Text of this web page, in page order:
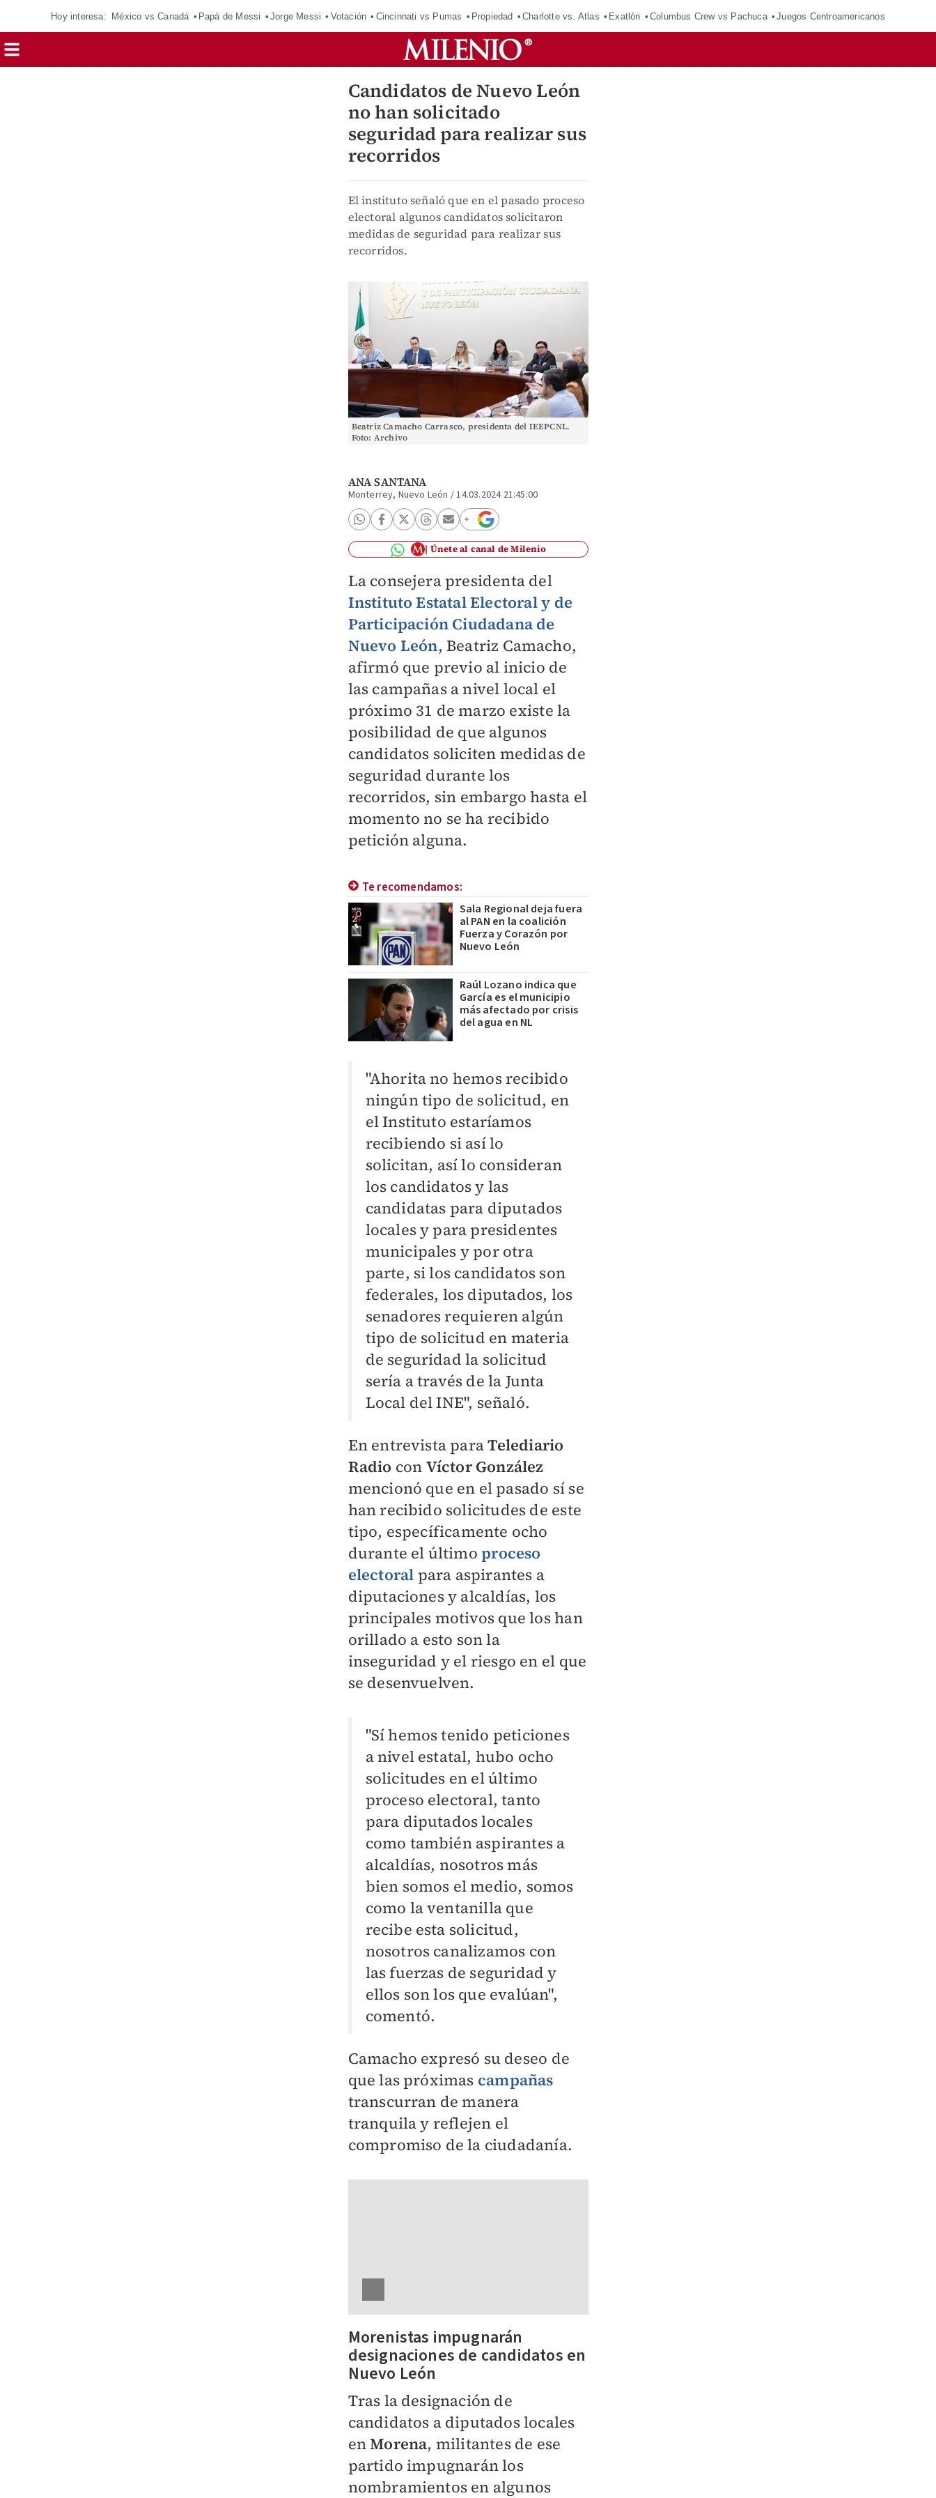
Hoy interesa: México vs Canadá Papá de Messi Jorge Messi Votación Cincinnati vs Pumas Propiedad Charlotte vs. Atlas Exatlón Columbus Crew vs Pachuca Juegos Centroamericanos
Candidatos de Nuevo León
no han solicitado
seguridad para realizar sus
recorridos
El instituto señaló que en el pasado proceso
electoral algunos candidatos solicitaron
medidas de seguridad para realizar sus
recorridos.
Beatriz Camacho Carrasco, presidenta del IEEPCNL.
Foto: Archivo
ANA SANTANA
Monterrey, Nuevo León /14.03.2024 21:45:00
Únete al canal de Milenio
La consejera presidenta del
Instituto Estatal Electoral y de
Participación Ciudadana de
Nuevo León, Beatriz Camacho,
afirmó que previo al inicio de
las campañas a nivel local el
próximo 31 de marzo existe la
posibilidad de que algunos
candidatos soliciten medidas de
seguridad durante los
recorridos, sin embargo hasta el
momento no se ha recibido
petición alguna.
Te recomendamos:
Sala Regional deja fuera
al PAN en la coalición
Fuerza y Corazón por
Nuevo León
Raúl Lozano indica que
García es el municipio
más afectado por crisis
del agua en NL
"Ahorita no hemos recibido
ningún tipo de solicitud, en
el Instituto estaríamos
recibiendo si así lo
solicitan, así lo consideran
los candidatos y las
candidatas para diputados
locales y para presidentes
municipales y por otra
parte, si los candidatos son
federales, los diputados, los
senadores requieren algún
tipo de solicitud en materia
de seguridad la solicitud
sería a través de la Junta
Local del INE", señaló.
En entrevista paraTelediario
Radio con Víctor González
mencionó que en el pasado sí se
han recibido solicitudes de este
tipo, específicamente ocho
durante el último proceso
electoral para aspirantes a
diputaciones y alcaldías, los
principales motivos que los han
orillado a esto son la
inseguridad y el riesgo en el que
se desenvuelven.
"Sí hemos tenido peticiones
a nivel estatal, hubo ocho
solicitudes en el último
proceso electoral, tanto
para diputados locales
como también aspirantes a
alcaldías, nosotros más
bien somos el medio, somos
como la ventanilla que
recibe esta solicitud,
nosotros canalizamos con
las fuerzas de seguridad y
ellos son los que evalúan",
comentó.
Camacho expresó su deseo de
que las próximas campañas
transcurran de manera
tranquila y reflejen el
compromiso de la ciudadanía.
Morenistas impugnarán
designaciones de candidatos en
Nuevo León
Tras la designación de
candidatos a diputados locales
enMorena, militantes de ese
partido impugnarán los
nombramientos en algunos